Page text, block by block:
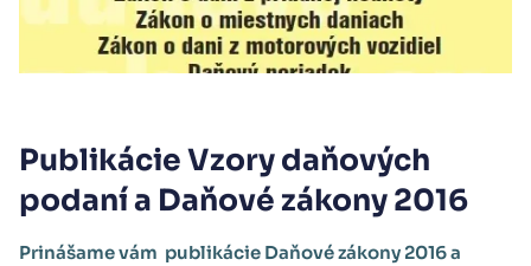
Publikácie Vzory daňových
podaní a Daňové zákony 2016
Prinášame vám publikácie Daňové zákony 2016 a